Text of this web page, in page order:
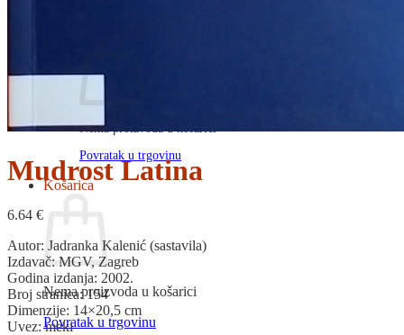
Nema proizvoda u košarici
Povratak u trgovinu
Košarica
Nema proizvoda u košarici
Povratak u trgovinu
Mudrost Latina
6.64 €
Autor: Jadranka Kalenić (sastavila)
Izdavač: MGV, Zagreb
Godina izdanja: 2002.
Broj stranica: 154
Dimenzije: 14×20,5 cm
Uvez: meki